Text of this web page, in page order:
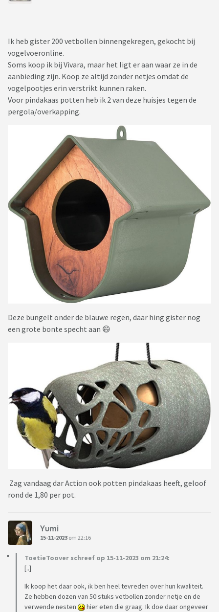
Ik heb gister 200 vetbollen binnengekregen, gekocht bij
vogelvoeronline.
Soms koop ik bij Vivara, maar het ligt er aan waar ze in de
aanbieding zijn. Koop ze altijd zonder netjes omdat de
vogelpootjes erin verstrikt kunnen raken.
Voor pindakaas potten heb ik 2 van deze huisjes tegen de
pergola/overkapping.
Deze bungelt onder de blauwe regen, daar hing gister nog
een grote bonte specht aan 😄
Zag vandaag dar Action ook potten pindakaas heeft, geloof
rond de 1,80 per pot.
Yumi
15-11-2023 om 22:16
ToetieToover schreef op 15-11-2023 om 21:24:
[..]
Ik koop het daar ook, ik ben heel tevreden over hun kwaliteit.
Ze hebben dozen van 50 stuks vetbollen zonder netje en de
verwende nesten
hier eten die graag. Ik doe daar ongeveer